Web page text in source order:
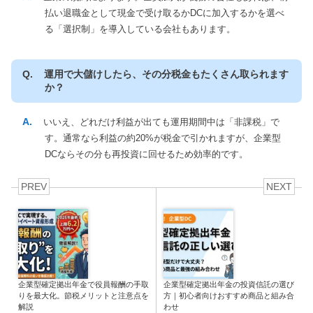
払い退職金として現金で受け取るかDCに加入するかを選べ
る「選択制」を導入している会社もあります。
運用で大儲けしたら、その分税金もたくさん取られます
か？
いいえ、どれだけ利益が出ても運用期間中は「非課税」で
す。通常なら利益の約20%が税金で引かれますが、企業型
DCならその分も再投資に回せるため効率的です。
PREV
企業型確定拠出年金で役員報酬の手取
りを最大化。節税メリットと注意点を
解説
NEXT
企業型確定拠出年金の投資信託の選び
方｜初心者向けおすすめ商品と組み合
わせ